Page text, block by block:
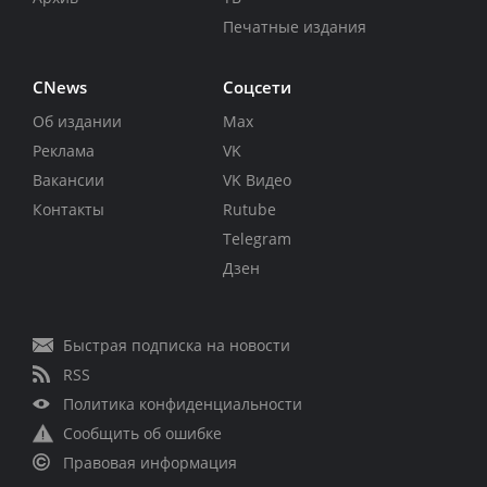
Печатные издания
CNews
Об издании
Реклама
Вакансии
Контакты
Соцсети
Max
VK
VK Видео
Rutube
Telegram
Дзен
Быстрая подписка на новости
RSS
Политика конфиденциальности
Сообщить об ошибке
Правовая информация